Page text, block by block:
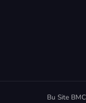
Bu Site